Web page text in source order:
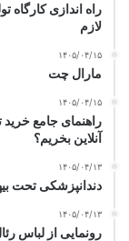
راه اندازی کارگاه
لازم
۱۴۰۵/۰۴/۱۵
مارال چت
۱۴۰۵/۰۴/۱۵
راهنمای جامع خرید
آنلاین بخریم؟
۱۴۰۵/۰۴/۱۳
دندانپزشکی تحت
۱۴۰۵/۰۴/۱۳
رونمایی از لباس رئال مادرید